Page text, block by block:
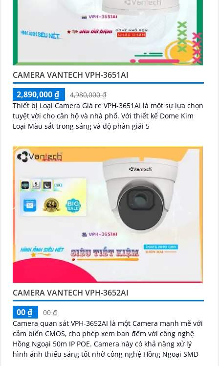
CAMERA VANTECH VPH-3651AI
2,890,000 ₫
4,980,000 ₫
Thiết bị Loại Camera Giá re VPH-3651AI là một sự lựa chọn
tuyệt vời cho căn hộ và nhà phố. Với thiết kế Dome Kim
Loại Màu sắt trong sáng và độ phân giải 5
CAMERA VANTECH VPH-3652AI
00 ₫
00 ₫
Camera quan sát VPH-3652AI là một Camera mạnh mẽ với
cảm biến CMOS, cho phép xem ban đêm với công nghệ
Hồng Ngoại 50m IP POE. Camera này có khả năng xử lý
hình ảnh thiếu sáng tốt nhờ công nghệ Hồng Ngoại SMD